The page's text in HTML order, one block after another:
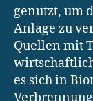
genutzt, um
Anlage zu
Quellen mit
es sich in